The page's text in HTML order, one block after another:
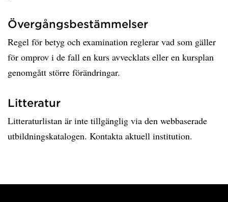
Övergångsbestämmelser
Regel för betyg och examination reglerar vad som gäller
för omprov i de fall en kurs avvecklats eller en kursplan
genomgått större förändringar.
Litteratur
Litteraturlistan är inte tillgänglig via den webbaserade
utbildningskatalogen. Kontakta aktuell institution.